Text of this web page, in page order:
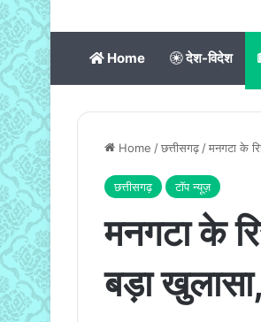
Home देश-विदेश
Home /छत्तीसगढ़ /मनगटा के
छत्तीसगढ़ टॉप न्यूज़
मनगटा के
बड़ा